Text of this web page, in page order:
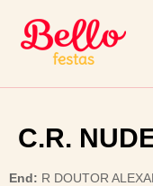
C.R.
End: R DOUTOR